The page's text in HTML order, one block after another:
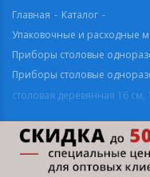
Главная - Каталог -
Упаковочные и расходные
Приборы столовые
Приборы столовые
столовая деревянная 16